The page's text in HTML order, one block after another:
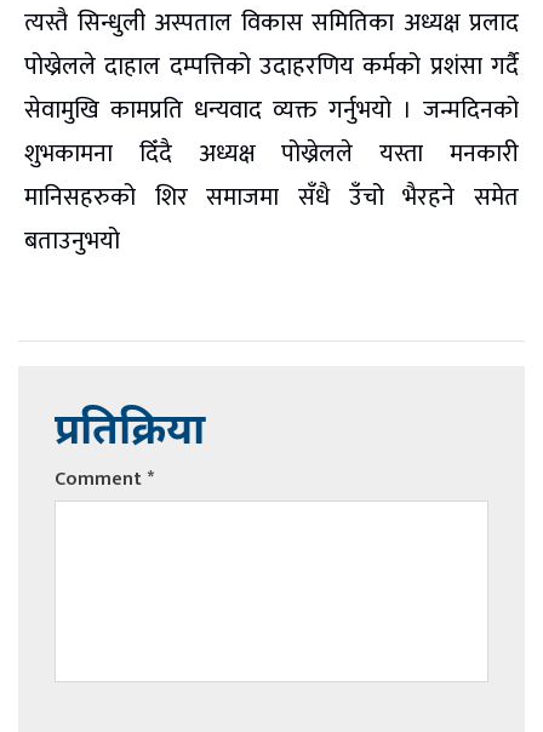
त्यस्तै सिन्धुली अस्पताल विकास समितिका अध्यक्ष प्रलाद
पोख्रेलले दाहाल दम्पत्तिको उदाहरणिय कर्मको प्रशंसा गर्दै
सेवामुखि कामप्रति धन्यवाद व्यक्त गर्नुभयो । जन्मदिनको
शुभकामना दिँदै अध्यक्ष पोख्रेलले यस्ता मनकारी
मानिसहरुको शिर समाजमा सँधै उँचो भैरहने समेत
बताउनुभयो
प्रतिक्रिया
Comment*